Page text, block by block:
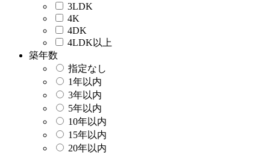
3LDK
4K
4DK
4LDK以上
築年数
指定なし
1年以内
3年以内
5年以内
10年以内
15年以内
20年以内